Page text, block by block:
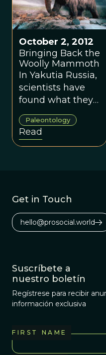
October 2, 2012
Bringing Back the
Woolly Mammoth
In Yakutia Russia,
scientists have
found what they
believe to be
frozen living cells
from ancient
mammoths.
Paleontology
Read
Get in Touch
hello@prosocial.world
Suscríbete a
nuestro boletín
Regístrese para recibir
información exclusiva
FIRST NAME